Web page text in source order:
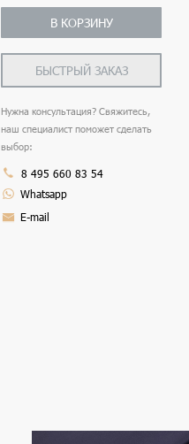
В КОРЗИНУ
БЫСТРЫЙ ЗАКАЗ
Нужна консультация? Свяжитесь,
наш специалист поможет сделать
выбор:
8 495 660 83 54
Whatsapp
E-mail